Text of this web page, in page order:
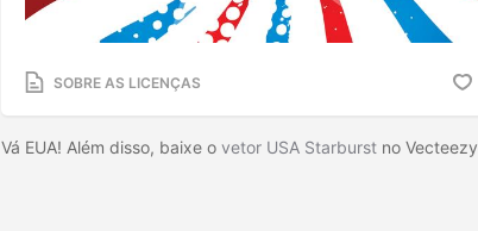
SOBRE AS LICENÇAS
Vá EUA! Além disso, baixe o vetor USA Starburst no